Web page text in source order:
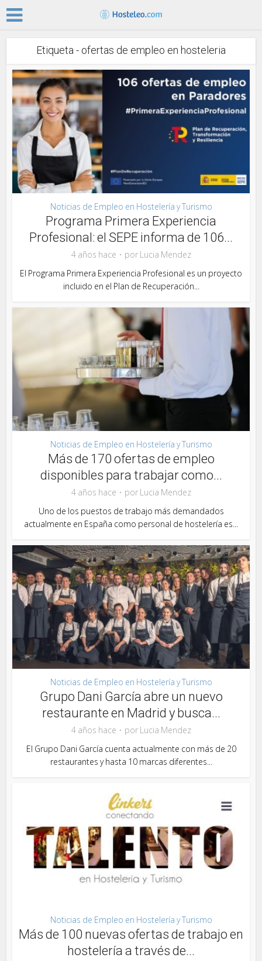
Etiqueta - ofertas de empleo en hosteleria
Noticias de Empleo en Hostelería y Turismo
Programa Primera Experiencia
Profesional: el SEPE informa de 106...
4 años hace por Lucia Mendez
El Programa Primera Experiencia Profesional es un proyecto
incluido en el Plan de Recuperación...
Noticias de Empleo en Hostelería y Turismo
Más de 170 ofertas de empleo
disponibles para trabajar como...
4 años hace por Lucia Mendez
Uno de los puestos de trabajo más demandados
actualmente en España como personal de hostelería es...
Noticias de Empleo en Hostelería y Turismo
Grupo Dani García abre un nuevo
restaurante en Madrid y busca...
4 años hace por Lucia Mendez
El Grupo Dani García cuenta actualmente con más de 20
restaurantes y hasta 10 marcas diferentes...
Noticias de Empleo en Hostelería y Turismo
Más de 100 nuevas ofertas de trabajo en
hostelería a través de...